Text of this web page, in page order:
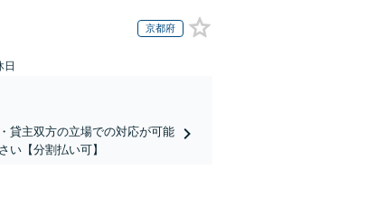
京都府
日
貸主双方の立場での対応が可能
い【分割払い可】